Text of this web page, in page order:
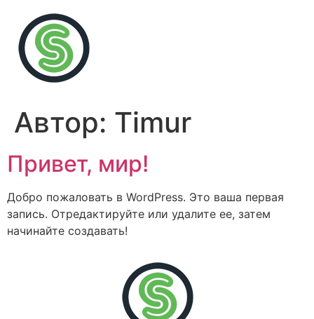
Автор: Timur
Привет, мир!
Добро пожаловать в WordPress. Это ваша первая
запись. Отредактируйте или удалите ее, затем
начинайте создавать!